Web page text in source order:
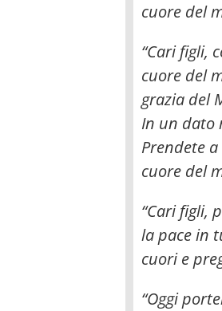
cuore del
“Cari figli,
cuore del
grazia del
In un dato
Prendete
cuore del
“Cari figli,
la pace in
cuori e
“Oggi